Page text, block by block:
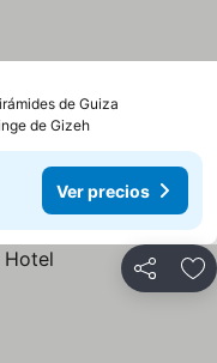
de Guiza
de Gizeh
Ver precios
Compartir